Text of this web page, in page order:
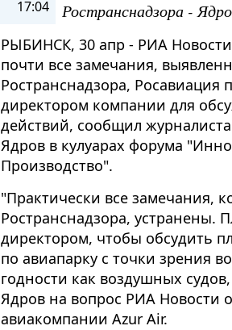
17:04
Ространснадзора -
РЫБИНСК, 30 апр - РИА
почти все замечания,
Ространснадзора, Росавиация
директором компании для
действий, сообщил
Ядров в кулуарах форума
Производство".
"Практически все замечания,
Ространснадзора, устранены.
директором, чтобы обсудить
по авиапарку с точки зрения
годности как воздушных
Ядров на вопрос РИА Новости
авиакомпании Azur Air.